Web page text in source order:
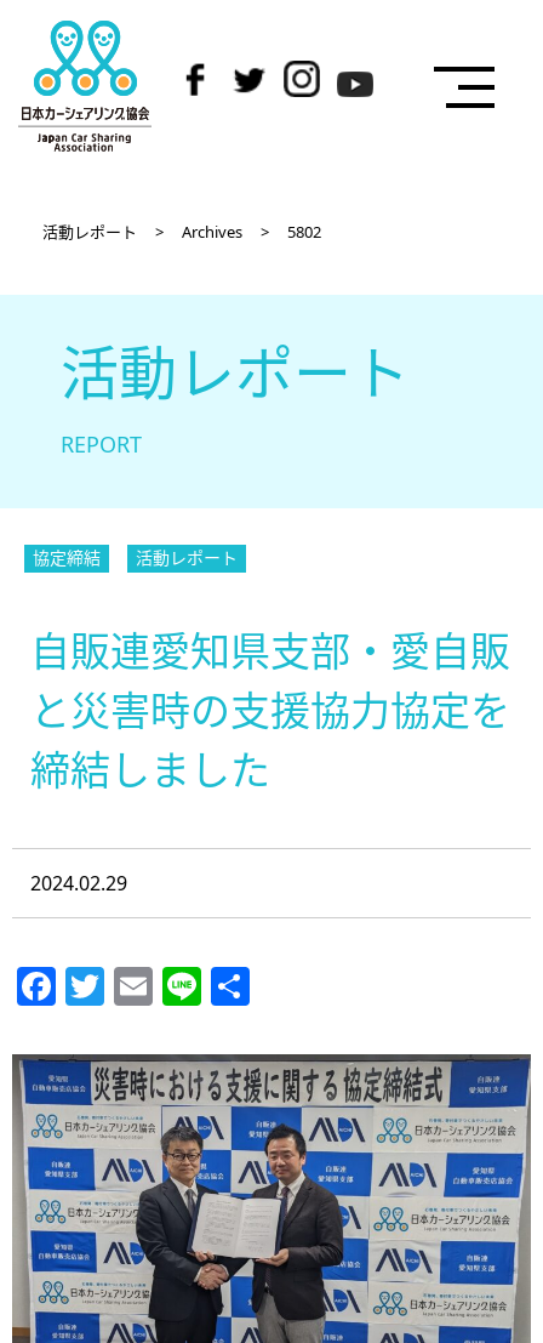
活動レポート > Archives > 5802
活動レポート
REPORT
協定締結 活動レポート
自販連愛知県支部・愛自販
と災害時の支援協力協定を
締結しました
2024.02.29
Facebook
Twitter
Email
Line